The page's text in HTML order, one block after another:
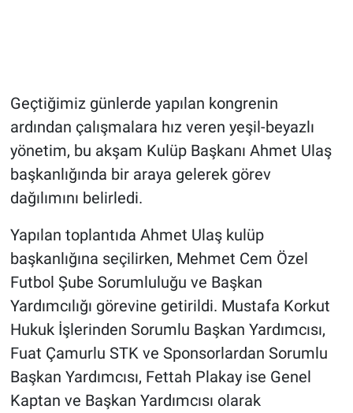
Geçtiğimiz günlerde yapılan kongrenin
ardından çalışmalara hız veren yeşil-beyazlı
yönetim, bu akşam Kulüp Başkanı Ahmet Ulaş
başkanlığında bir araya gelerek görev
dağılımını belirledi.
Yapılan toplantıda Ahmet Ulaş kulüp
başkanlığına seçilirken, Mehmet Cem Özel
Futbol Şube Sorumluluğu ve Başkan
Yardımcılığı görevine getirildi. Mustafa Korkut
Hukuk İşlerinden Sorumlu Başkan Yardımcısı,
Fuat Çamurlu STK ve Sponsorlardan Sorumlu
Başkan Yardımcısı, Fettah Plakay ise Genel
Kaptan ve Başkan Yardımcısı olarak